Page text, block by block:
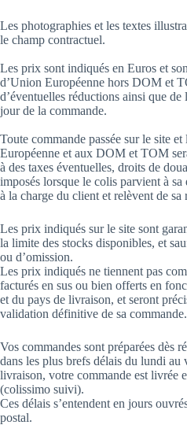
Les photographies et les textes
le champ contractuel.
Les prix sont indiqués en Euros et
d’Union Européenne hors DOM et
d’éventuelles réductions ainsi que
jour de la commande.
Toute commande passée sur le site
Européenne et aux DOM et TOM
à des taxes éventuelles, droits de
imposés lorsque le colis parvient à
à la charge du client et relèvent de sa
Les prix indiqués sur le site sont
la limite des stocks disponibles, et
ou d’omission.
Les prix indiqués ne tiennent pas
facturés en sus ou bien offerts en
et du pays de livraison, et seront
validation définitive de sa commande.
Vos commandes sont préparées dès
dans les plus brefs délais du lundi au
livraison, votre commande est livrée
(colissimo suivi).
Ces délais s’entendent en jours
postal.